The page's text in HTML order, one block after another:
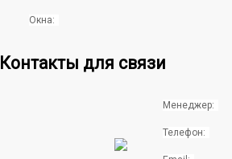
Окна:
Контакты для связи
Менеджер:
Телефон: